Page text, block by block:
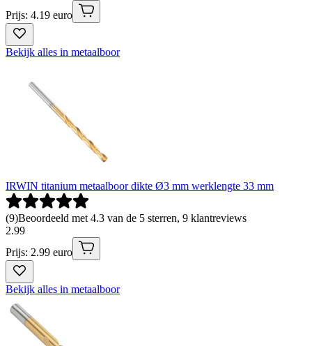
Prijs: 4.19 euro
Bekijk alles in metaalboor
IRWIN titanium metaalboor dikte Ø3 mm werklengte 33 mm
(9)Beoordeeld met 4.3 van de 5 sterren, 9 klantreviews
2.99
Prijs: 2.99 euro
Bekijk alles in metaalboor